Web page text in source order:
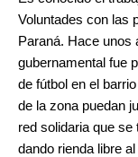
Voluntades con las
Paraná. Hace unos
gubernamental fue
de fútbol en el
de la zona puedan
red solidaria que se
dando rienda libre